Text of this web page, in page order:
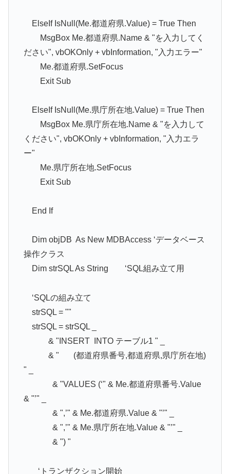
ElseIf IsNull(Me.都道府県.Value) = True Then
MsgBox Me.都道府県.Name & "を入力してく
ださい", vbOKOnly + vbInformation, "入力エラー"
Me.都道府県.SetFocus
Exit Sub
ElseIf IsNull(Me.県庁所在地.Value) = True Then
MsgBox Me.県庁所在地.Name & "を入力して
ください", vbOKOnly + vbInformation, "入力エラ
ー"
Me.県庁所在地.SetFocus
Exit Sub
End If
Dim objDB As New MDBAccess ‘データベース
操作クラス
Dim strSQL As String ‘SQL組み立て用
‘SQLの組み立て
strSQL = ""
strSQL = strSQL _
& "INSERT INTO テーブル1 " _
& " (都道府県番号,都道府県,県庁所在地)
" _
& "VALUES (‘" & Me.都道府県番号.Value
& "’" _
& ",’" & Me.都道府県.Value & "’" _
& ",’" & Me.県庁所在地.Value & "’" _
& ") "
‘トランザクション開始